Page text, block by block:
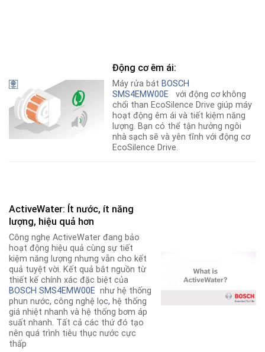
Động cơ êm ái:
Máy rửa bát BOSCH
SMS4EMW00E
với động cơ không
chổi than EcoSilence Drive giúp máy
hoạt động êm ái và tiết kiệm năng
lượng. Bạn có thể tận hưởng ngôi
nhà sạch sẽ và yên tĩnh với động cơ
EcoSilence Drive.
ActiveWater: Ít nước, ít năng
lượng, hiệu quả hơn
Công nghẹ ActiveWater đang bảo
hoạt động hiệu quả cùng sự tiết
kiệm năng lượng nhưng vẫn cho kết
quả tuyệt vời. Kết quả bắt nguồn từ
thiết kế chính xác đặc biệt của
BOSCH SMS4EMW00E như hệ thống
phun nước, công nghệ lọc, hệ thống
giá nhiệt nhanh và hệ thống bơm áp
suất nhanh. Tất cả các thứ đó tạo
nên quá trình tiêu thục nước cực
thấp